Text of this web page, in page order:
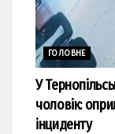
ГОЛОВНЕ
У
чоловік:
інциденту